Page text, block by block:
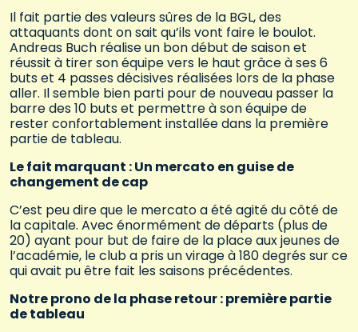
Il fait partie des valeurs sûres de la BGL, des
attaquants dont on sait qu’ils vont faire le boulot.
Andreas Buch réalise un bon début de saison et
réussit à tirer son équipe vers le haut grâce à ses 6
buts et 4 passes décisives réalisées lors de la phase
aller. Il semble bien parti pour de nouveau passer la
barre des 10 buts et permettre à son équipe de
rester confortablement installée dans la première
partie de tableau.
Le fait marquant : Un mercato en guise de
changement de cap
C’est peu dire que le mercato a été agité du côté de
la capitale. Avec énormément de départs (plus de
20) ayant pour but de faire de la place aux jeunes de
l’académie, le club a pris un virage à 180 degrés sur ce
qui avait pu être fait les saisons précédentes.
Notre prono de la phase retour : première partie
de tableau